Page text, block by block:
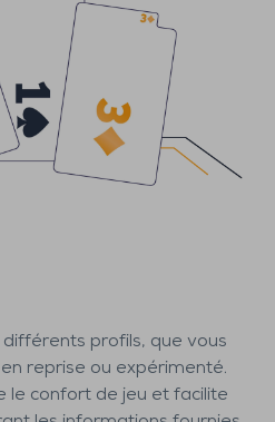
profils, que vous
reprise ou expérimenté.
le confort de jeu et facilite